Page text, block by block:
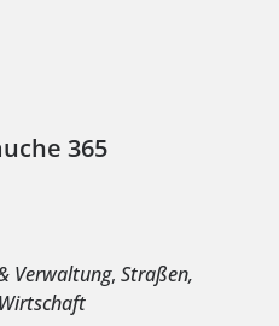
365
Verwaltung, Straßen,
Wirtschaft